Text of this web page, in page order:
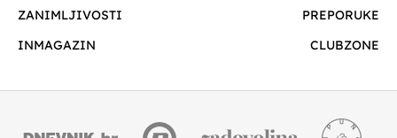
ZANIMLJIVOSTI
PREPORUKE
INMAGAZIN
CLUBZONE